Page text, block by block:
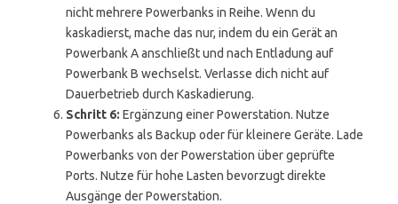
nicht mehrere Powerbanks in Reihe. Wenn du
kaskadierst, mache das nur, indem du ein Gerät an
Powerbank A anschließt und nach Entladung auf
Powerbank B wechselst. Verlasse dich nicht auf
Dauerbetrieb durch Kaskadierung.
Schritt 6: Ergänzung einer Powerstation. Nutze
Powerbanks als Backup oder für kleinere Geräte. Lade
Powerbanks von der Powerstation über geprüfte
Ports. Nutze für hohe Lasten bevorzugt direkte
Ausgänge der Powerstation.